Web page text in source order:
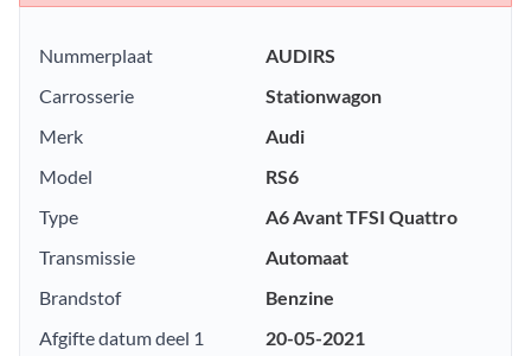
Nummerplaat
AUDIRS
Carrosserie
Stationwagon
Merk
Audi
Model
RS6
Type
A6 Avant TFSI Quattro
Transmissie
Automaat
Brandstof
Benzine
Afgifte datum deel 1
20-05-2021